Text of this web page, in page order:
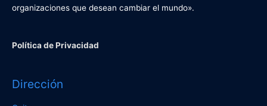
organizaciones que desean cambiar el mundo».
Política de Privacidad
Dirección